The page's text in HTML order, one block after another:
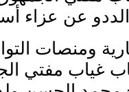
عن عزاء
ومنصات
غياب مفتي